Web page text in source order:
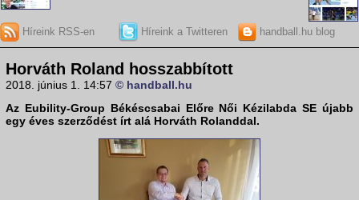
Híreink RSS-en Híreink a Twitteren handball.hu blog
Horváth Roland hosszabbított
2018. június 1. 14:57 © handball.hu
Az Eubility-Group Békéscsabai Előre Női Kézilabda SE újabb
egy éves szerződést írt alá Horváth Rolanddal.